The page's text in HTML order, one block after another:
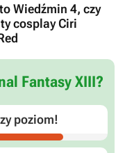
Wiedźmin 4, czy
cosplay Ciri
Fantasy XIII?
poziom!